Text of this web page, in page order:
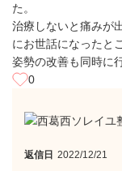
た。
治療しないと痛みが
にお世話になったと
姿勢の改善も同時に
0
返信日 2022/12/21